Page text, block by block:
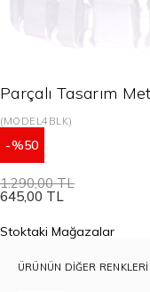
Parçalı Tasarım
(MODEL4BLK)
50
1.290,00 TL
645,00 TL
Stoktaki Mağazalar
ÜRÜNÜN DIĞER RENKLERI